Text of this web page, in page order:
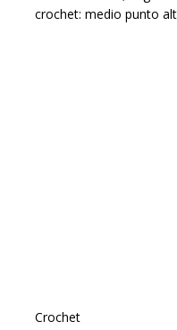
crochet: medio punto
Crochet